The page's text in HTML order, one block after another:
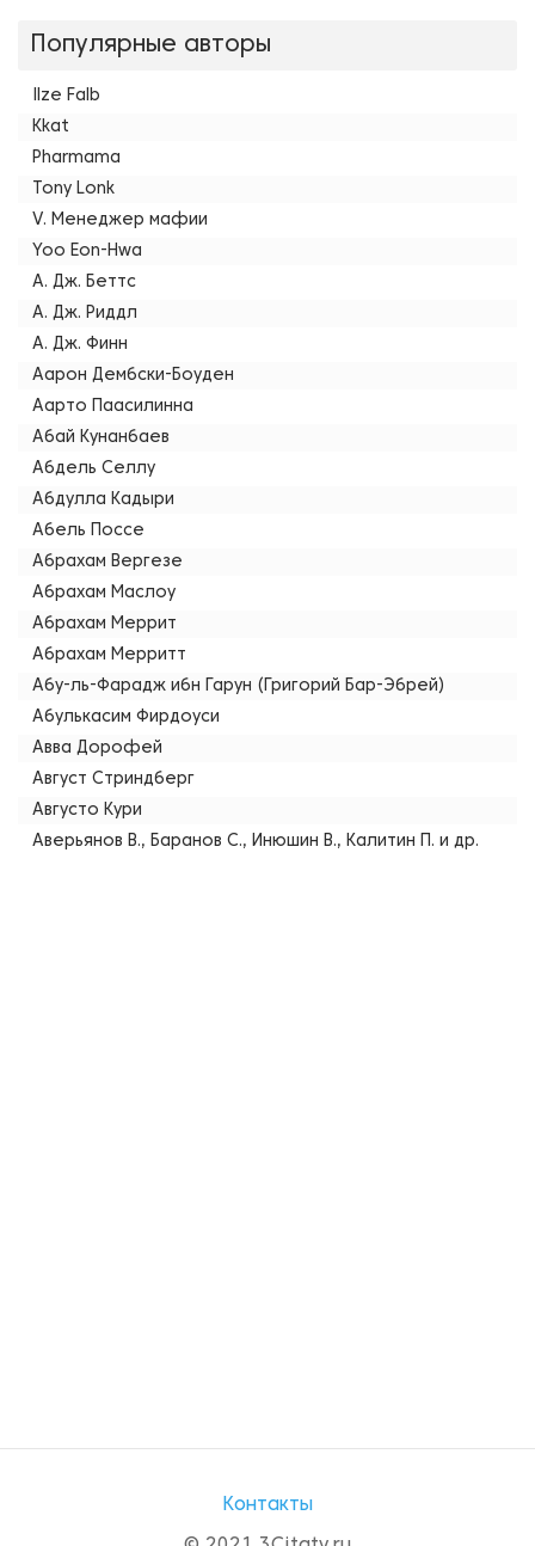
Популярные авторы
Ilze Falb
Kkat
Pharmama
Tony Lonk
V. Менеджер мафии
Yoo Eon-Hwa
А. Дж. Беттс
А. Дж. Риддл
А. Дж. Финн
Аарон Дембски-Боуден
Аарто Паасилинна
Абай Кунанбаев
Абдель Селлу
Абдулла Кадыри
Абель Поссе
Абрахам Вергезе
Абрахам Маслоу
Абрахам Меррит
Абрахам Мерритт
Абу-ль-Фарадж ибн Гарун (Григорий Бар-Эбрей)
Абулькасим Фирдоуси
Авва Дорофей
Август Стриндберг
Августо Кури
Аверьянов В., Баранов С., Инюшин В., Калитин П. и др.
Контакты